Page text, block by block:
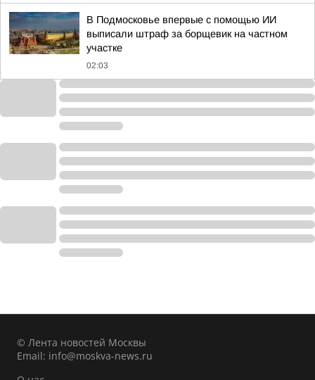
В Подмосковье впервые с помощью ИИ
выписали штраф за борщевик на частном
участке
02:03
© Лента новостей Москвы
Email: info@moskva-news.ru